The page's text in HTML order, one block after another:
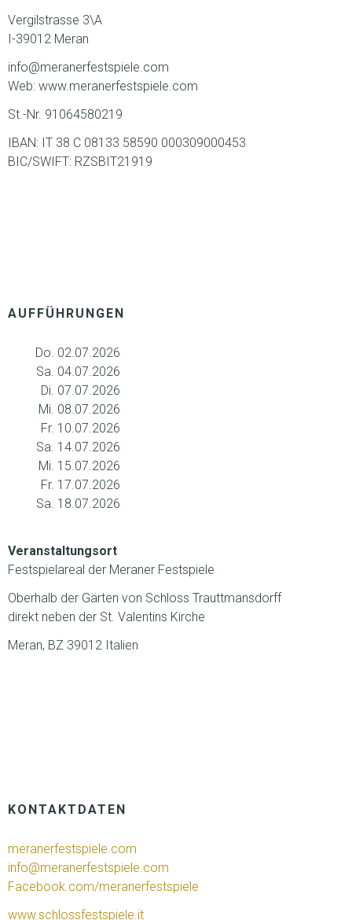
Vergilstrasse 3\A
I-39012 Meran
info@meranerfestspiele.com
Web: www.meranerfestspiele.com
St.-Nr. 91064580219
IBAN: IT 38 C 08133 58590 000309000453
BIC/SWIFT: RZSBIT21919
AUFFÜHRUNGEN
Do. 02.07.2026
Sa. 04.07.2026
Di. 07.07.2026
Mi. 08.07.2026
Fr. 10.07.2026
Sa. 14.07.2026
Mi. 15.07.2026
Fr. 17.07.2026
Sa. 18.07.2026
Veranstaltungsort
Festspielareal der Meraner Festspiele
Oberhalb der Gärten von Schloss Trauttmansdorff
direkt neben der St. Valentins Kirche
Meran, BZ 39012 Italien
KONTAKTDATEN
meranerfestspiele.com
info@meranerfestspiele.com
Facebook.com/meranerfestspiele
www.schlossfestspiele.it